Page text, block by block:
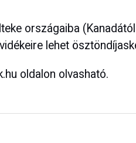
országaiba
lehet
oldalon olvasható.